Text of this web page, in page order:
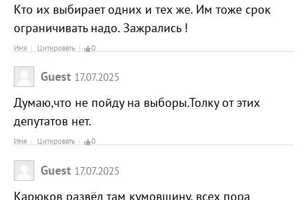
Кто их выбирает одних и тех же. Им тоже срок
ограничивать надо. Зажрались !
Имя Цитировать 0
Guest 17.07.2025
Думаю,что не пойду на выборы.Толку от этих
депутатов нет.
Имя Цитировать 0
Guest 17.07.2025
Карюков развёл там кумовщину, всех пора